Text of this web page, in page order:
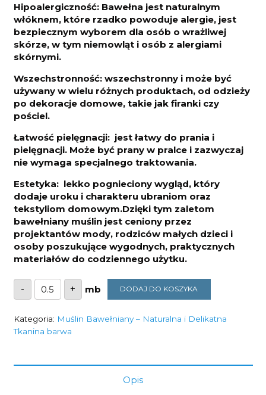
Hipoalergiczność: Bawełna jest naturalnym
włóknem, które rzadko powoduje alergie, jest
bezpiecznym wyborem dla osób o wrażliwej
skórze, w tym niemowląt i osób z alergiami
skórnymi.
Wszechstronność: wszechstronny i może być
używany w wielu różnych produktach, od odzieży
po dekoracje domowe, takie jak firanki czy
pościel.
Łatwość pielęgnacji: jest łatwy do prania i
pielęgnacji. Może być prany w pralce i zazwyczaj
nie wymaga specjalnego traktowania.
Estetyka: lekko pognieciony wygląd, który
dodaje uroku i charakteru ubraniom oraz
tekstyliom domowym.Dzięki tym zaletom
bawełniany muślin jest ceniony przez
projektantów mody, rodziców małych dzieci i
osoby poszukujące wygodnych, praktycznych
materiałów do codziennego użytku.
-
ilość
Muślin
Double
Warm
Beige
130g/m2
+ DODAJ DO KOSZYKA
Kategoria: Muślin Bawełniany – Naturalna i Delikatna
Tkanina barwa
Opis